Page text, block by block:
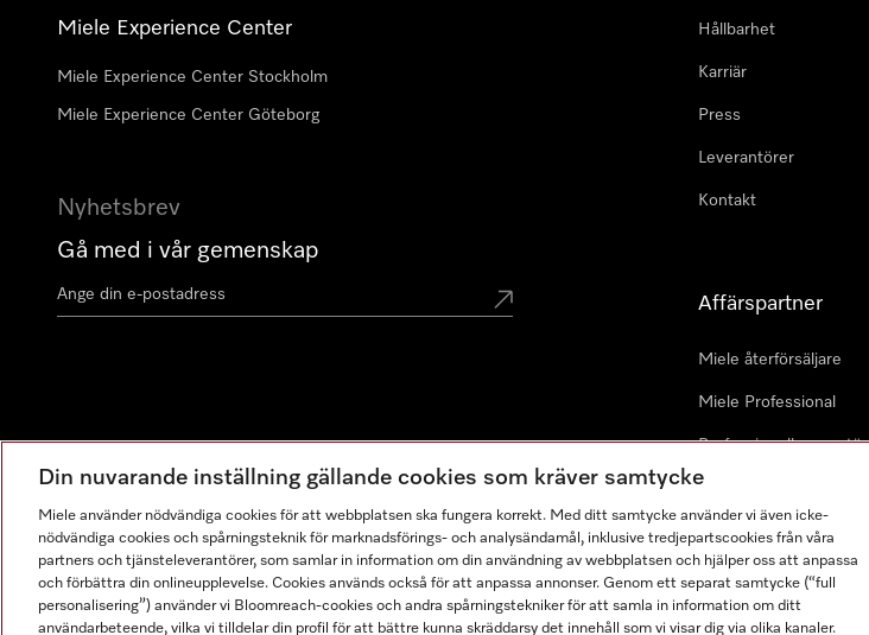
Miele Experience Center
Miele Experience Center Stockholm
Miele Experience Center Göteborg
Nyhetsbrev
Gå med i vår gemenskap
Hållbarhet
Karriär
Press
Leverantörer
Kontakt
Affärspartner
Miele återförsäljare
Miele Professional
Professionell reparatör
Miele Marine
Arkitekter & Planerare
Din nuvarande inställning gällande cookies som kräver samtycke
Miele använder nödvändiga cookies för att webbplatsen ska fungera korrekt. Med ditt samtycke använder vi även icke-
nödvändiga cookies och spårningsteknik för marknadsförings- och analysändamål, inklusive tredjepartscookies från våra
partners och tjänsteleverantörer, som samlar in information om din användning av webbplatsen och hjälper oss att anpassa
och förbättra din onlineupplevelse. Cookies används också för att anpassa annonser. Genom ett separat samtycke (“full
personalisering”) använder vi Bloomreach-cookies och andra spårningstekniker för att samla in information om ditt
användarbeteende, vilka vi tilldelar din profil för att bättre kunna skräddarsy det innehåll som vi visar dig via olika kanaler.